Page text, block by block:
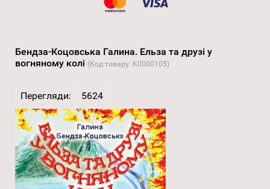
Бендза-Коцовська Галина. Ельза та друзі у
вогняному колі (Код товару: K0000105)
Перегляди: 5624